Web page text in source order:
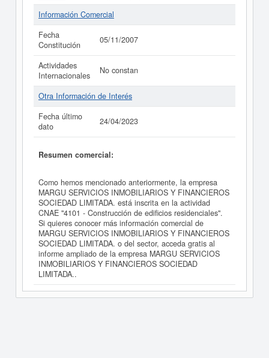
Información Comercial
Fecha
Constitución
05/11/2007
Actividades
Internacionales
No constan
Otra Información de Interés
Fecha último
dato
24/04/2023
Resumen comercial:
Como hemos mencionado anteriormente, la empresa
MARGU SERVICIOS INMOBILIARIOS Y FINANCIEROS
SOCIEDAD LIMITADA. está inscrita en la actividad
CNAE "4101 - Construcción de edificios residenciales".
Si quieres conocer más información comercial de
MARGU SERVICIOS INMOBILIARIOS Y FINANCIEROS
SOCIEDAD LIMITADA. o del sector, acceda gratis al
informe ampliado de la empresa MARGU SERVICIOS
INMOBILIARIOS Y FINANCIEROS SOCIEDAD
LIMITADA..